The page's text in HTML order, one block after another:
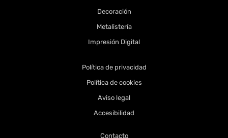
Decoración
Metalistería
Impresión Digital
Política de privacidad
Política de cookies
Aviso legal
Accesibilidad
Contacto